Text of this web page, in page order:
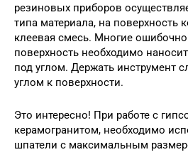
резиновых приборов
типа материала, на поверхность
клеевая смесь. Многие
поверхность необходимо
под углом. Держать инструмент
углом к поверхности.
Это интересно! При работе с
керамогранитом, необходимо
шпатели с максимальным